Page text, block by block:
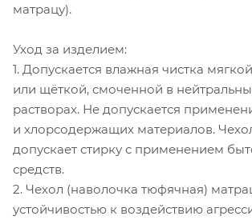
матрацу).
Уход за изделием:
1. Допускается влажная чистка
или щёткой, смоченной в
растворах. Не допускается
и хлорсодержащих материалов.
допускает стирку с применением
средств.
2. Чехол (наволочка тюфячная)
устойчивостью к воздействию